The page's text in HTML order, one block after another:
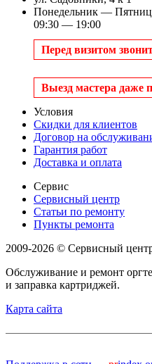
Понедельник —
09:30 — 19:00
Перед визитом
Выезд мастера даже
Условия
Скидки для клиентов
Договор на
Гарантия работ
Доставка и оплата
Сервис
Сервисный центр
Статьи по ремонту
Пункты ремонта
2009-2026 © Сервисный
Обслуживание и ремонт
и заправка картриджей.
Карта сайта